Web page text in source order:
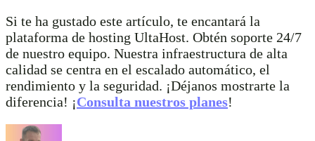
Si te ha gustado este artículo, te encantará la
plataforma de hosting UltaHost. Obtén soporte 24/7
de nuestro equipo. Nuestra infraestructura de alta
calidad se centra en el escalado automático, el
rendimiento y la seguridad. ¡Déjanos mostrarte la
diferencia! ¡Consulta nuestros planes!